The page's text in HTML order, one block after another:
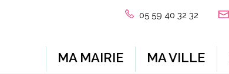
05 59 40 32 32
MA MAIRIE MA VILLE